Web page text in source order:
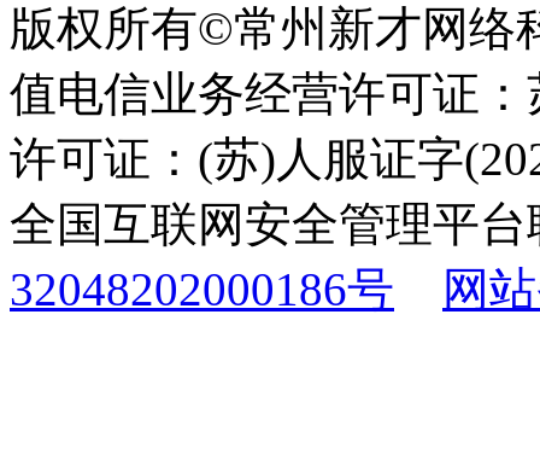
版权所有©常州新才网络
值电信业务经营许可证
许可证：(苏)人服证字
全国互联网安全管理平
32048202000186号
网